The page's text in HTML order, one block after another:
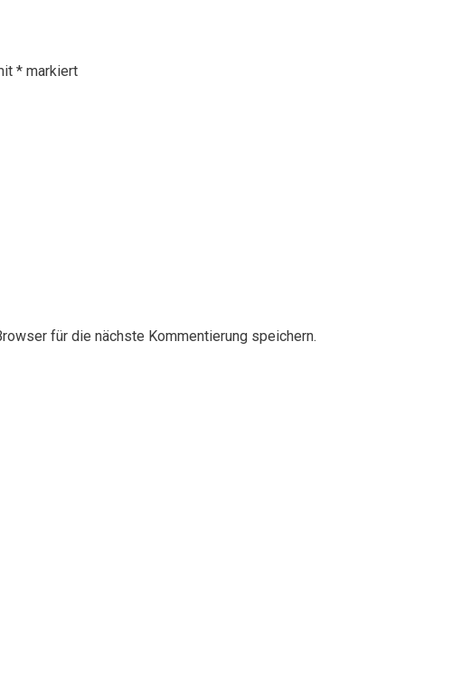
* markiert
für die nächste Kommentierung speichern.